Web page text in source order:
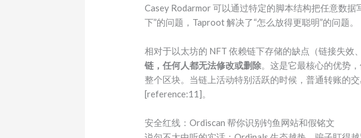
Casey Rodarmor 可以通过特定的脚本结构把任意数
下”的问题，Taproot 解决了“怎么放得更聪明”的问题。
相对于以太坊的 NFT 依赖链下存储的缺点（链接失效
链，任何人都无法修改或删除。这是它最核心的优势
整个区块。当链上活动特别活跃的时候，普通转账的
[reference:11]。
安全红线：Ordiscan 帮你识别钓鱼网站和假铭文